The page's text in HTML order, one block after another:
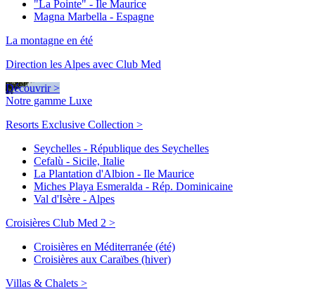
"La Pointe" - Ile Maurice
Magna Marbella - Espagne
La montagne en été
Direction les Alpes avec Club Med
Découvrir >
Notre gamme Luxe
Resorts Exclusive Collection >
Seychelles - République des Seychelles
Cefalù - Sicile, Italie
La Plantation d'Albion - Ile Maurice
Miches Playa Esmeralda - Rép. Dominicaine
Val d'Isère - Alpes
Croisières Club Med 2 >
Croisières en Méditerranée (été)
Croisières aux Caraïbes (hiver)
Villas & Chalets >